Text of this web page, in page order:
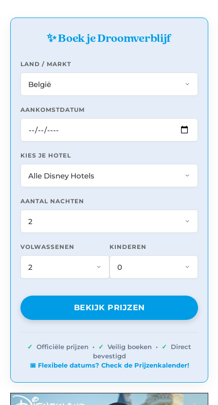
✨ Boek je Droomverblijf
LAND / MARKT
AANKOMSTDATUM
KIES JE HOTEL
AANTAL NACHTEN
VOLWASSENEN KINDEREN
BEKIJK PRIJZEN
✓ Officiële prijzen • ✓ Veilig boeken • ✓
Direct
bevestigd
📅 Flexibele datums? Check de Prijzenkalender!